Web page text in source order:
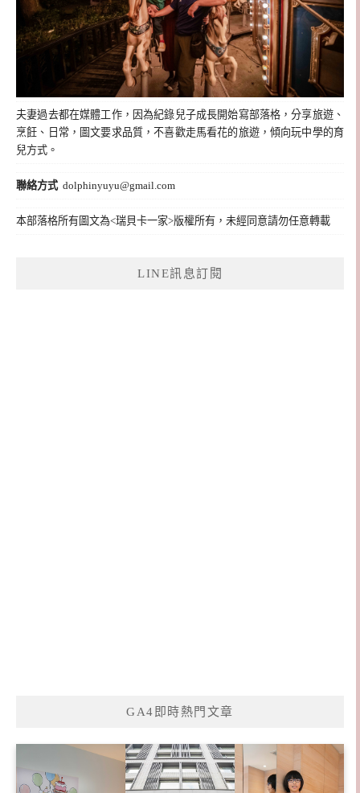
夫妻過去都在媒體工作，因為紀錄兒子成長開始寫部落格，分享旅遊、
烹飪、日常，圖文要求品質，不喜歡走馬看花的旅遊，傾向玩中學的育
兒方式。
聯絡方式 dolphinyuyu@gmail.com
本部落格所有圖文為<瑞貝卡一家>版權所有，未經同意請勿任意轉載
LINE訊息訂閱
GA4即時熱門文章